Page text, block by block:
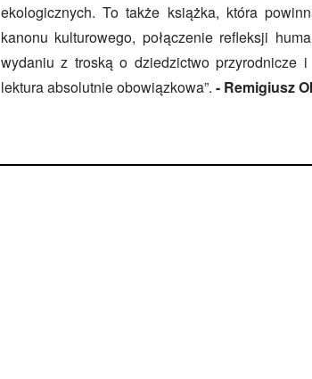
ekologicznych. To także książka, która
kanonu kulturowego, połączenie refleksji
wydaniu z troską o dziedzictwo przyrodnicze i
lektura absolutnie obowiązkowa”. - Remigiusz